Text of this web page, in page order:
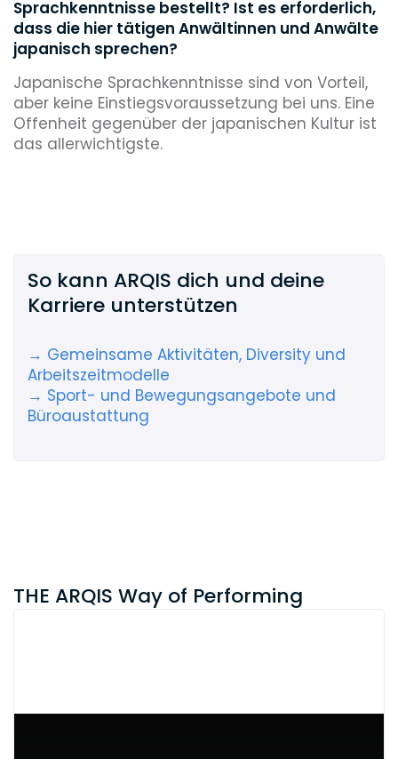
Sprachkenntnisse bestellt? Ist es erforderlich,
dass die hier tätigen Anwältinnen und Anwälte
japanisch sprechen?
Japanische Sprachkenntnisse sind von Vorteil,
aber keine Einstiegsvoraussetzung bei uns. Eine
Offenheit gegenüber der japanischen Kultur ist
das allerwichtigste.
So kann ARQIS dich und deine
Karriere unterstützen
→ Gemeinsame Aktivitäten, Diversity und
Arbeitszeitmodelle
→ Sport- und Bewegungsangebote und
Büroaustattung
THE ARQIS Way of Performing